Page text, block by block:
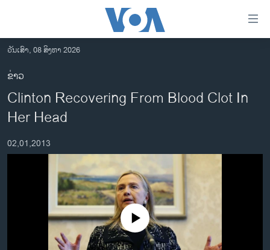
ເຂົ້າ
ຫາ
ຂ້າມ
ຂ້າມ
ຂ້າມ
ໄປ
ຫາ
ຊອກ
ອາເມຣິກາ
ຂ່າວ​ຈີນ
ອິດສະຫຼະພາບດ້ານການຂ່າວ
ຊີວິດຊາວລາວ
ວັນເສົາ, 08 ສິງຫາ 2026
ຂ່າວ
Clinton Recovering From Blood Clot In
Her Head
02,01,2013
No media source currently available